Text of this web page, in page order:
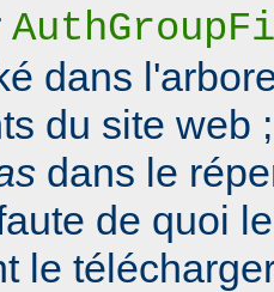
dans
du site web
dans le
de quoi
le